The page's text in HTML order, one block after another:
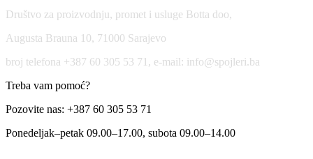
Društvo za proizvodnju, promet i usluge Botta doo,
Augusta Brauna 10, 71000 Sarajevo
broj telefona +387 60 305 53 71, e-mail: info@spojleri.ba
Treba vam pomoć?
Pozovite nas: +387 60 305 53 71
Ponedeljak–petak 09.00–17.00, subota 09.00–14.00